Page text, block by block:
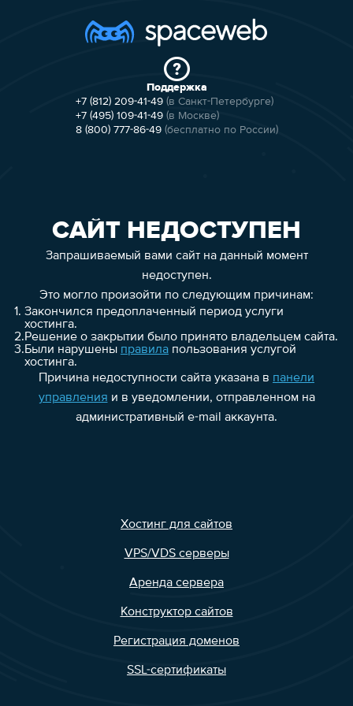
Поддержка
+7 (812) 209-41-49 (в Санкт-Петербурге)
+7 (495) 109-41-49 (в Москве)
8 (800) 777-86-49 (бесплатно по России)
САЙТ НЕДОСТУПЕН
Запрашиваемый вами сайт на данный момент
недоступен.
Это могло произойти по следующим причинам:
1. Закончился предоплаченный период услуги
хостинга.
2.Решение о закрытии было принято владельцем сайта.
3.Были нарушены правилапользования услугой
хостинга.
Причина недоступности сайта указана в панели
управления и в уведомлении, отправленном на
административный e-mail аккаунта.
Хостинг для сайтов
VPS/VDS серверы
Аренда сервера
Конструктор сайтов
Регистрация доменов
SSL-сертификаты